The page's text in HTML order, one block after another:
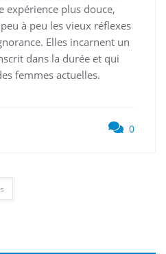
expérience plus douce,
à peu les vieux réflexes
Elles incarnent un
dans la durée et qui
femmes actuelles.
0